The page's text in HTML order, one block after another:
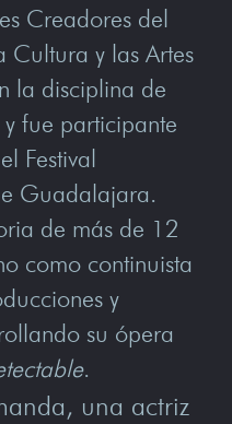
Creadores del
Cultura y las Artes
la disciplina de
fue participante
Festival
Guadalajara.
de más de 12
como continuista
y
su ópera
.
una actriz